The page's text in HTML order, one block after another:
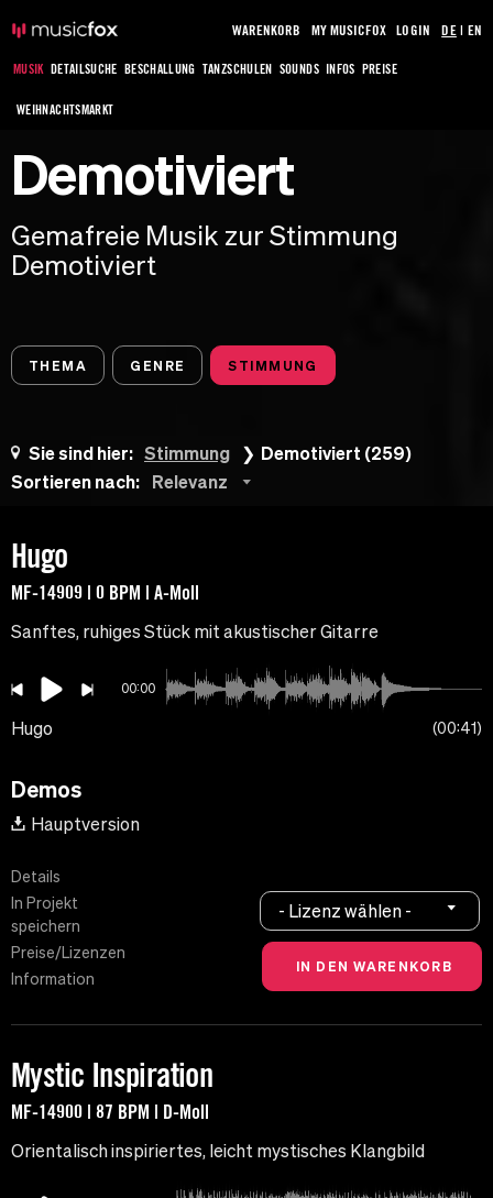
MUSIK DETAILSUCHE BESCHALLUNG TANZSCHULEN SOUNDS INFOS PREISE
WEIHNACHTSMARKT
WARENKORB MY MUSICFOX LOGIN DE| EN
Demotiviert
Gemafreie Musik zur Stimmung
Demotiviert
THEMA GENRE STIMMUNG
Sie sind hier: Stimmung
Demotiviert (259)
Sortieren nach:
Relevanz
Hugo
MF-14909 | 0 BPM | A-Moll
Sanftes, ruhiges Stück mit akustischer Gitarre
00:00
Hugo 00:41
Demos
Hauptversion
Details
In Projekt
speichern
Preise/Lizenzen
Information
- Lizenz wählen -
Mystic Inspiration
MF-14900 | 87 BPM | D-Moll
Orientalisch inspiriertes, leicht mystisches Klangbild